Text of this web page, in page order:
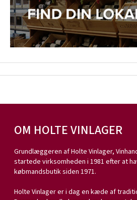
OM HOLTE VINLAGER
Grundlæggeren af Holte Vinlager,
startede virksomheden i 1981 efter at
købmandsbutik siden 1971.
Holte Vinlager er i dag en kæde af